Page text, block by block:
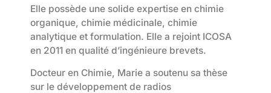
Elle possède une solide expertise en chimie
organique, chimie médicinale, chimie
analytique et formulation. Elle a rejoint ICOSA
en 2011 en qualité d’ingénieure brevets.
Docteur en Chimie, Marie a soutenu sa thèse
sur le développement de radios